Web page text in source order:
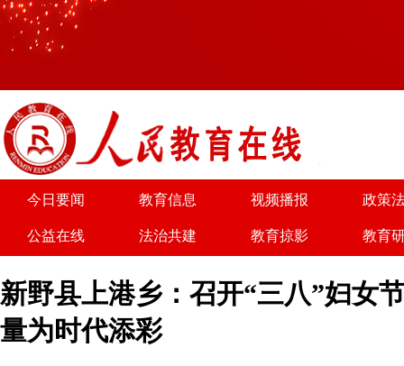
今日要闻 教育信息 视频播报 政策
公益在线 法治共建 教育掠影 教育
新野县上港乡：召开“三八”妇女
量为时代添彩